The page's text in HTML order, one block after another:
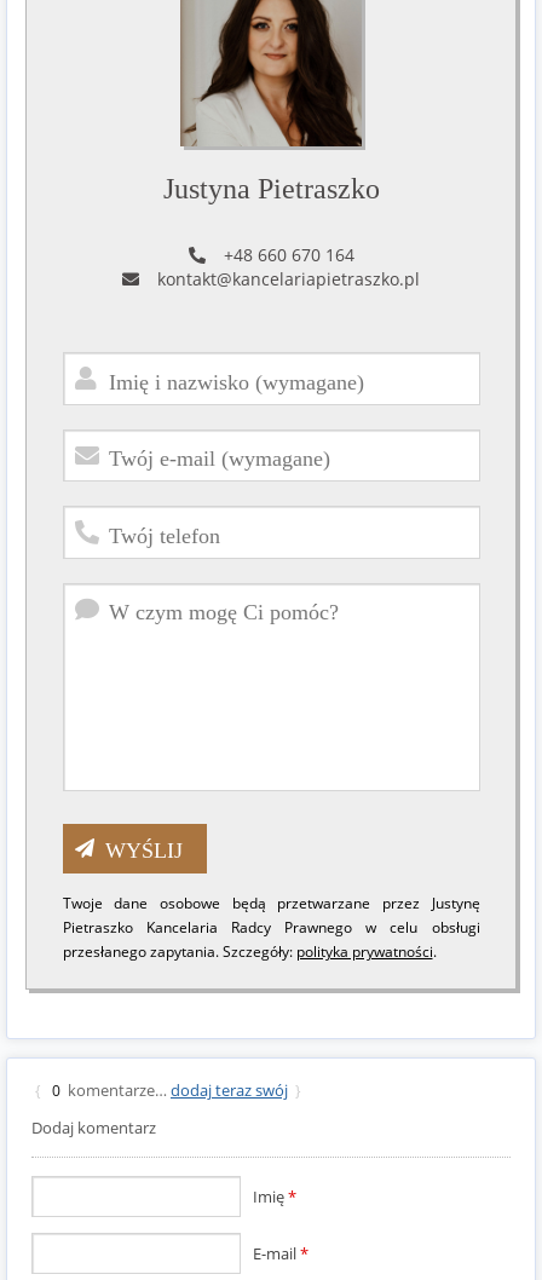
Justyna Pietraszko
+48 660 670 164
kontakt@kancelariapietraszko.pl
Twoje dane osobowe będą przetwarzane przez Justynę
Pietraszko Kancelaria Radcy Prawnego w celu obsługi
przesłanego zapytania. Szczegóły: polityka prywatności.
{ 0 komentarze… dodaj teraz swój }
Dodaj komentarz
Imię*
E-mail*